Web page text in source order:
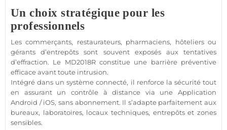
Un choix stratégique pour les
professionnels
Les commerçants, restaurateurs, pharmaciens, hôteliers ou
gérants d’entrepôts sont souvent exposés aux tentatives
d’effraction. Le MD2018Rconstitue une barrière préventive
efficace avant toute intrusion.
Intégré dans unsystème connecté, il renforce la sécuritétout
en assurant un contrôle à distance via une Application
Android /iOS, sans abonnement. Il s’adapte parfaitement aux
bureaux, laboratoires, locaux techniques, entrepôts et zones
sensibles.